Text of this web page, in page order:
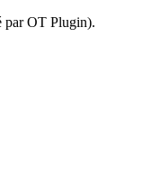
par OT Plugin).